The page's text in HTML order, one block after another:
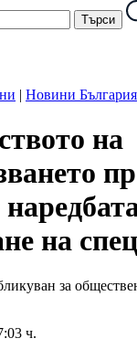
| Новини България
на
на
за
ч.